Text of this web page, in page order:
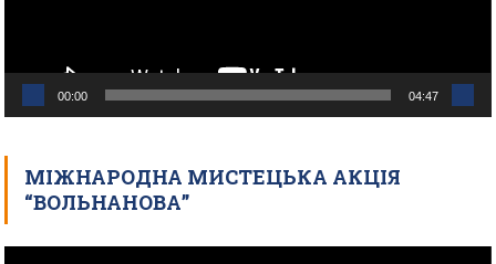
00:00 04:47
МІЖНАРОДНА МИСТЕЦЬКА АКЦІЯ
“ВОЛЬНАНОВА”